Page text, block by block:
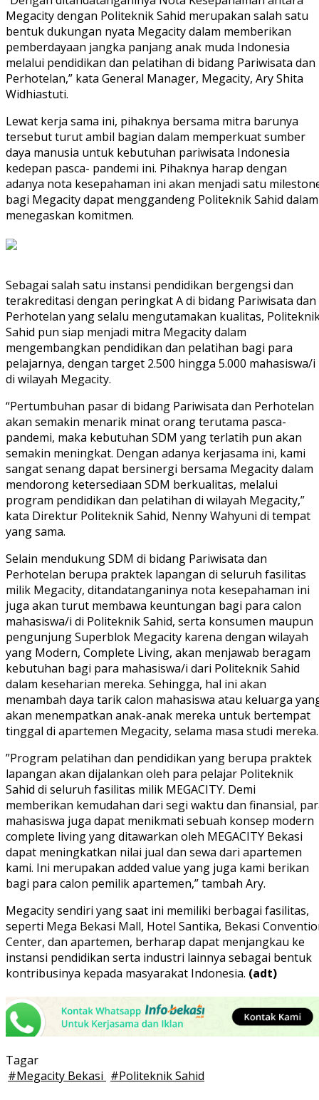
Megacity dengan Politeknik Sahid merupakan salah satu
bentuk dukungan nyata Megacity dalam memberikan
pemberdayaan jangka panjang anak muda Indonesia
melalui pendidikan dan pelatihan di bidang Pariwisata dan
Perhotelan,” kata General Manager, Megacity, Ary Shita
Widhiastuti.
Lewat kerja sama ini, pihaknya bersama mitra barunya
tersebut turut ambil bagian dalam memperkuat sumber
daya manusia untuk kebutuhan pariwisata Indonesia
kedepan pasca- pandemi ini. Pihaknya harap dengan
adanya nota kesepahaman ini akan menjadi satu
bagi Megacity dapat menggandeng Politeknik Sahid dalam
menegaskan komitmen.
Sebagai salah satu instansi pendidikan bergengsi dan
terakreditasi dengan peringkat A di bidang Pariwisata dan
Perhotelan yang selalu mengutamakan kualitas,
Sahid pun siap menjadi mitra Megacity dalam
mengembangkan pendidikan dan pelatihan bagi para
pelajarnya, dengan target 2.500 hingga 5.000 mahasiswa/i
di wilayah Megacity.
“Pertumbuhan pasar di bidang Pariwisata dan Perhotelan
akan semakin menarik minat orang terutama pasca-
pandemi, maka kebutuhan SDM yang terlatih pun akan
semakin meningkat. Dengan adanya kerjasama ini, kami
sangat senang dapat bersinergi bersama Megacity dalam
mendorong ketersediaan SDM berkualitas, melalui
program pendidikan dan pelatihan di wilayah Megacity,”
kata Direktur Politeknik Sahid, Nenny Wahyuni di tempat
yang sama.
Selain mendukung SDM di bidang Pariwisata dan
Perhotelan berupa praktek lapangan di seluruh fasilitas
milik Megacity, ditandatanganinya nota kesepahaman ini
juga akan turut membawa keuntungan bagi para calon
mahasiswa/i di Politeknik Sahid, serta konsumen maupun
pengunjung Superblok Megacity karena dengan wilayah
yang Modern, Complete Living, akan menjawab beragam
kebutuhan bagi para mahasiswa/i dari Politeknik Sahid
dalam keseharian mereka. Sehingga, hal ini akan
menambah daya tarik calon mahasiswa atau keluarga
akan menempatkan anak-anak mereka untuk bertempat
tinggal di apartemen Megacity, selama masa studi mereka.
”Program pelatihan dan pendidikan yang berupa praktek
lapangan akan dijalankan oleh para pelajar Politeknik
Sahid di seluruh fasilitas milik MEGACITY. Demi
memberikan kemudahan dari segi waktu dan finansial,
mahasiswa juga dapat menikmati sebuah konsep modern
complete living yang ditawarkan oleh MEGACITY Bekasi
dapat meningkatkan nilai jual dan sewa dari apartemen
kami. Ini merupakan added value yang juga kami berikan
bagi para calon pemilik apartemen,” tambah Ary.
Megacity sendiri yang saat ini memiliki berbagai fasilitas,
seperti Mega Bekasi Mall, Hotel Santika, Bekasi
Center, dan apartemen, berharap dapat menjangkau ke
instansi pendidikan serta industri lainnya sebagai bentuk
kontribusinya kepada masyarakat Indonesia. (adt)
Tagar
#Megacity Bekasi #Politeknik Sahid